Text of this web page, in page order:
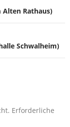
Rathaus)
Schwalheim)
Erforderliche